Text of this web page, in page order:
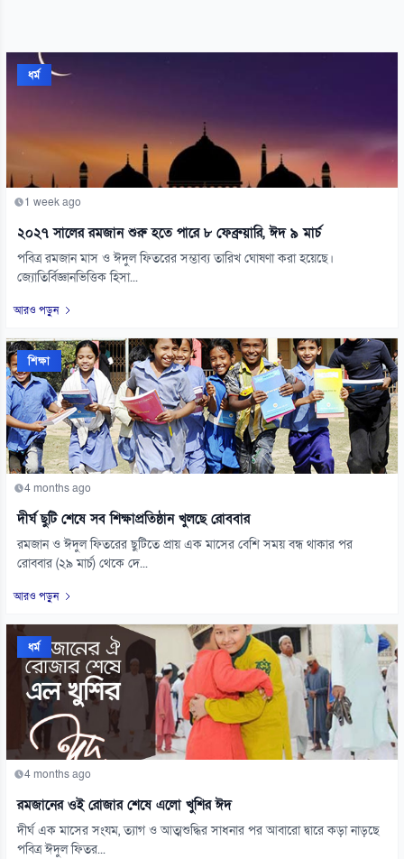
ধর্ম
1 week ago
২০২৭ সালের রমজান শুরু হতে পারে ৮ ফেব্রুয়ারি, ঈদ ৯ মার্চ
পবিত্র রমজান মাস ও ঈদুল ফিতরের সম্ভাব্য তারিখ ঘোষণা করা হয়েছে।
জ্যোতির্বিজ্ঞানভিত্তিক হিসা...
আরও পড়ুন
শিক্ষা
4 months ago
দীর্ঘ ছুটি শেষে সব শিক্ষাপ্রতিষ্ঠান খুলছে রোববার
রমজান ও ঈদুল ফিতরের ছুটিতে প্রায় এক মাসের বেশি সময় বন্ধ থাকার পর
রোববার (২৯ মার্চ) থেকে দে...
আরও পড়ুন
ধর্ম
4 months ago
রমজানের ওই রোজার শেষে এলো খুশির ঈদ
দীর্ঘ এক মাসের সংযম, ত্যাগ ও আত্মশুদ্ধির সাধনার পর আবারো দ্বারে কড়া নাড়ছে
পবিত্র ঈদুল ফিতর...